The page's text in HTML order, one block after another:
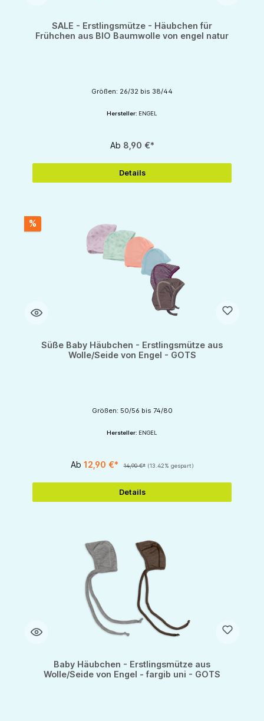
SALE - Erstlingsmütze - Häubchen für
Frühchen aus BIO Baumwolle von engel natur
Größen: 26/32 bis 38/44
Hersteller: ENGEL
Ab 8,90 €*
Details
%
Süße Baby Häubchen - Erstlingsmütze aus
Wolle/Seide von Engel - GOTS
Größen: 50/56 bis 74/80
Hersteller: ENGEL
Ab 12,90 €* 14,90 €* (13.42% gespart)
Details
Baby Häubchen - Erstlingsmütze aus
Wolle/Seide von Engel - fargib uni - GOTS